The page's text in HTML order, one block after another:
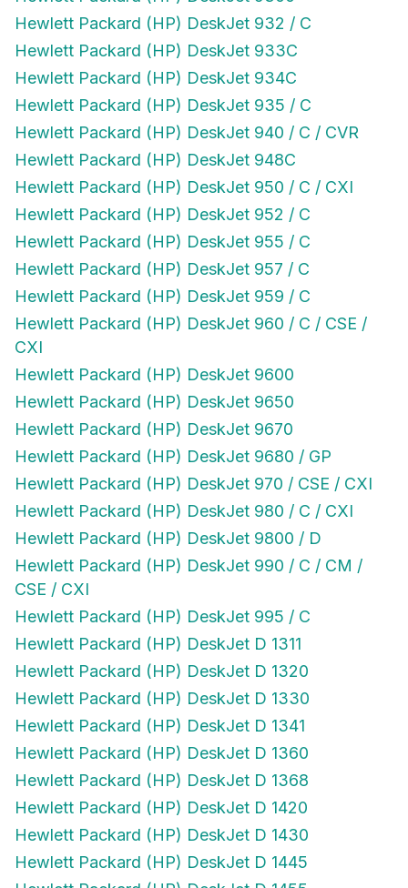
Hewlett Packard (HP) DeskJet 932 / C
Hewlett Packard (HP) DeskJet 933C
Hewlett Packard (HP) DeskJet 934C
Hewlett Packard (HP) DeskJet 935 / C
Hewlett Packard (HP) DeskJet 940 / C / CVR
Hewlett Packard (HP) DeskJet 948C
Hewlett Packard (HP) DeskJet 950 / C / CXI
Hewlett Packard (HP) DeskJet 952 / C
Hewlett Packard (HP) DeskJet 955 / C
Hewlett Packard (HP) DeskJet 957 / C
Hewlett Packard (HP) DeskJet 959 / C
Hewlett Packard (HP) DeskJet 960 / C / CSE /
CXI
Hewlett Packard (HP) DeskJet 9600
Hewlett Packard (HP) DeskJet 9650
Hewlett Packard (HP) DeskJet 9670
Hewlett Packard (HP) DeskJet 9680 / GP
Hewlett Packard (HP) DeskJet 970 / CSE / CXI
Hewlett Packard (HP) DeskJet 980 / C / CXI
Hewlett Packard (HP) DeskJet 9800 / D
Hewlett Packard (HP) DeskJet 990 / C / CM /
CSE / CXI
Hewlett Packard (HP) DeskJet 995 / C
Hewlett Packard (HP) DeskJet D 1311
Hewlett Packard (HP) DeskJet D 1320
Hewlett Packard (HP) DeskJet D 1330
Hewlett Packard (HP) DeskJet D 1341
Hewlett Packard (HP) DeskJet D 1360
Hewlett Packard (HP) DeskJet D 1368
Hewlett Packard (HP) DeskJet D 1420
Hewlett Packard (HP) DeskJet D 1430
Hewlett Packard (HP) DeskJet D 1445
Hewlett Packard (HP) DeskJet D 1455